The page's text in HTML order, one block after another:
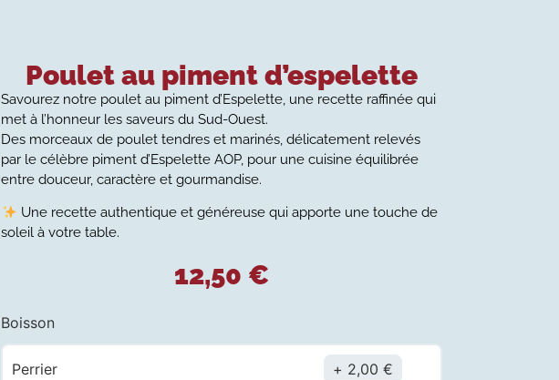
Poulet au piment d’espelette
Savourez notre poulet au piment d’Espelette, une recette raffinée qui
met à l’honneur les saveurs du Sud-Ouest.
Des morceaux de poulet tendres et marinés, délicatement relevés
par le célèbre piment d’Espelette AOP, pour une cuisine équilibrée
entre douceur, caractère et gourmandise.
Une recette authentique et généreuse qui apporte une touche de
soleil à votre table.
12,50 €
Boisson
Perrier 2,00€